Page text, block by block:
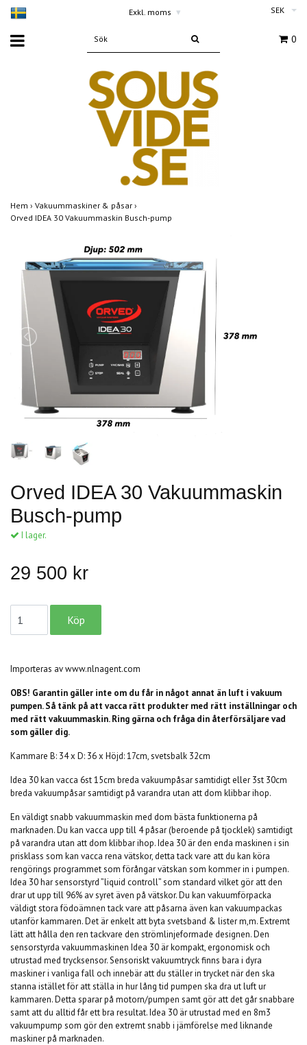
Exkl. moms ▾ SEK
0
Hem › Vakuummaskiner & påsar ›
Orved IDEA 30 Vakuummaskin Busch-pump
Orved IDEA 30 Vakuummaskin
Busch-pump
I lager.
29 500 kr
Importeras av www.nlnagent.com
OBS! Garantin gäller inte om du får in något annat än luft i vakuum
pumpen. Så tänk på att vacca rätt produkter med rätt inställningar och
med rätt vakuummaskin. Ring gärna och fråga din återförsäljare vad
som gäller dig.
Kammare B: 34 x D: 36 x Höjd: 17cm, svetsbalk 32cm
Idea 30 kan vacca 6st 15cm breda vakuumpåsar samtidigt eller 3st 30cm
breda vakuumpåsar samtidigt på varandra utan att dom klibbar ihop.
En väldigt snabb vakuummaskin med dom bästa funktionerna på
marknaden. Du kan vacca upp till 4 påsar (beroende på tjocklek) samtidigt
på varandra utan att dom klibbar ihop. Idea 30 är den enda maskinen i sin
prisklass som kan vacca rena vätskor, detta tack vare att du kan köra
rengörings programmet som förångar vätskan som kommer in i pumpen.
Idea 30 har sensorstyrd ”liquid controll” som standard vilket gör att den
drar ut upp till 96% av syret även på vätskor. Du kan vakuumförpacka
väldigt stora födoämnen tack vare att påsarna även kan vakuumpackas
utanför kammaren. Det är enkelt att byta svetsband & lister m,m. Extremt
lätt att hålla den ren tackvare den strömlinjeformade designen. Den
sensorstyrda vakuummaskinen Idea 30 är kompakt, ergonomisk och
utrustad med trycksensor. Sensoriskt vakuumtryck finns bara i dyra
maskiner i vanliga fall och innebär att du ställer in trycket när den ska
stanna istället för att ställa in hur lång tid pumpen ska dra ut luft ur
kammaren. Detta sparar på motorn/pumpen samt gör att det går snabbare
samt att du alltid får ett bra resultat. Idea 30 är utrustad med en 8m3
vakuumpump som gör den extremt snabb i jämförelse med liknande
maskiner på marknaden.